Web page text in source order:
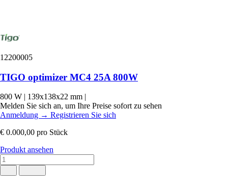
12200005
TIGO optimizer MC4 25A 800W
800 W | 139x138x22 mm |
Melden Sie sich an, um Ihre Preise sofort zu sehen
Anmeldung → Registrieren Sie sich
€ 0.000,00 pro Stück
Produkt ansehen